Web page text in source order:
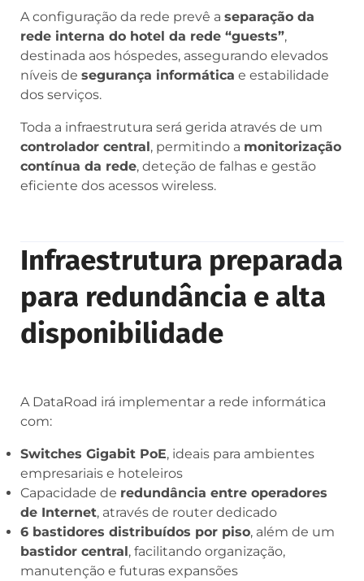
A configuração da rede prevê a separação da
rede interna do hotel da rede “guests”,
destinada aos hóspedes, assegurando elevados
níveis de segurança informática e estabilidade
dos serviços.
Toda a infraestrutura será gerida através de um
controlador central, permitindo a monitorização
contínua da rede, deteção de falhas e gestão
eficiente dos acessos wireless.
Infraestrutura preparada
para redundância e alta
disponibilidade
A DataRoad irá implementar a rede informática
com:
Switches Gigabit PoE, ideais para ambientes
empresariais e hoteleiros
Capacidade de redundância entre operadores
de Internet, através de router dedicado
6 bastidores distribuídos por piso, além de um
bastidor central, facilitando organização,
manutenção e futuras expansões